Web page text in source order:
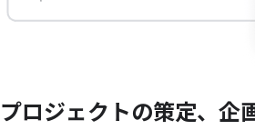
プロジェクトの策定、 企